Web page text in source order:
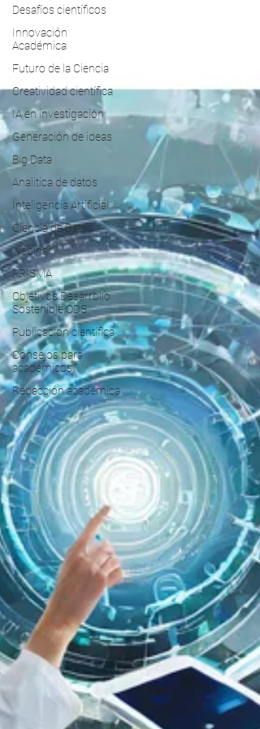
Desafíos científicos
Innovación
Académica
Futuro de la Ciencia
Creatividad científica
IA en investigación
Generación de ideas
Big Data
Analitica de datos
Inteligencia Artificial
Ciencia de Datos
webinar
PRISMA
Objetivos Desarrollo
Sostenible ODS
Publicación científica
Consejos para
académicos
Redacción académica